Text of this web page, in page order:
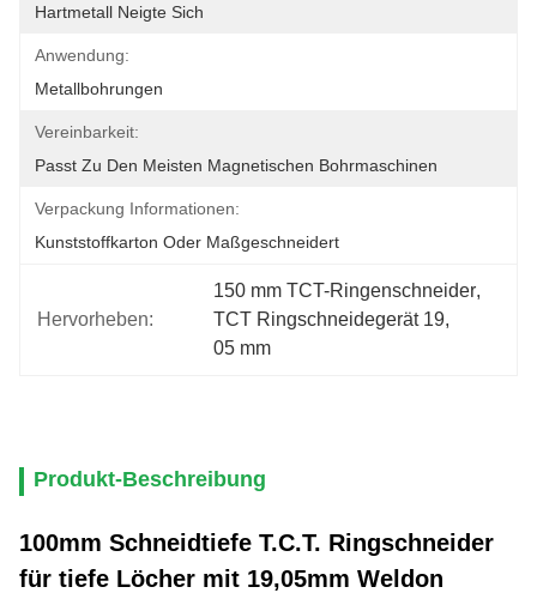
Hartmetall Neigte Sich
Anwendung:
Metallbohrungen
Vereinbarkeit:
Passt Zu Den Meisten Magnetischen Bohrmaschinen
Verpackung Informationen:
Kunststoffkarton Oder Maßgeschneidert
Hervorheben:
150 mm TCT-Ringenschneider,
TCT Ringschneidegerät 19,
05 mm
Produkt-Beschreibung
100mm Schneidtiefe T.C.T. Ringschneider
für tiefe Löcher mit 19,05mm Weldon